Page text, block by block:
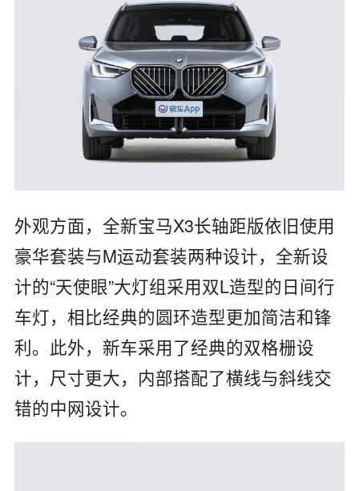
外观方面，全新宝马X3长轴距版依旧使用
豪华套装与M运动套装两种设计，全新设
计的“天使眼”大灯组采用双L造型的日间行
车灯， 相比经典的圆环造型更加简洁和锋
利。此外， 新车采用了经典的双格栅设
计，尺寸更大，内部搭配了横线与斜线交
错的中网设计。